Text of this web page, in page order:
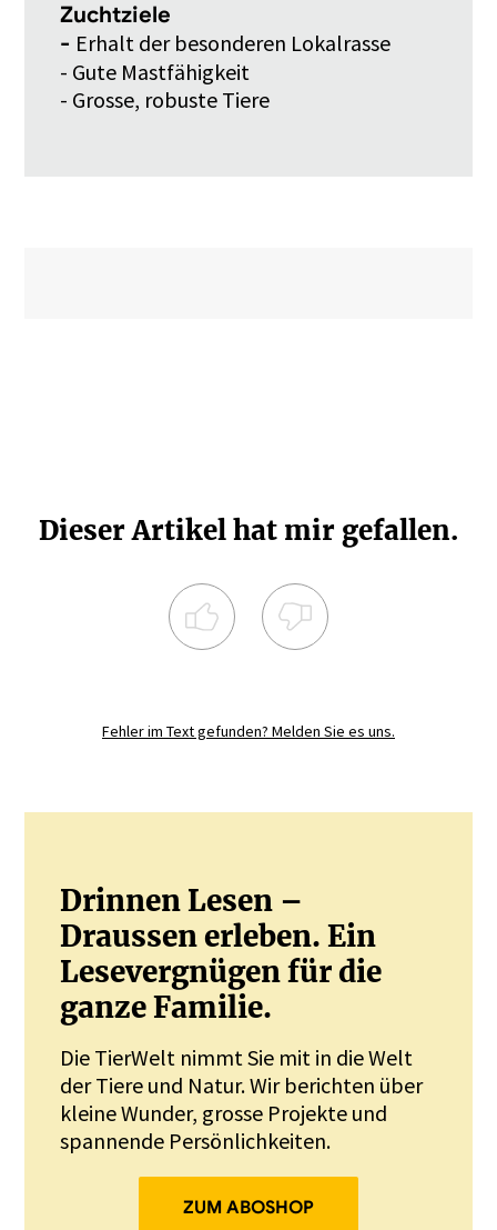
Zuchtziele
- Erhalt der besonderen Lokalrasse
- Gute Mastfähigkeit
- Grosse, robuste Tiere
Dieser Artikel hat mir gefallen.
Fehler im Text gefunden? Melden Sie es uns.
Drinnen Lesen –
Draussen erleben. Ein
Lesevergnügen für die
ganze Familie.
Die TierWelt nimmt Sie mit in die Welt
der Tiere und Natur. Wir berichten über
kleine Wunder, grosse Projekte und
spannende Persönlichkeiten.
ZUM ABOSHOP